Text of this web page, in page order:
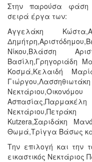
Στην παρούσα φάση
σειρά έργα των:
Αγγελάκη
Νίκου,Βλάσση
Βασίλη,Γρηγοριάδη
Κοσμά,Κελαιδή
Κutzera,Σαριδάκη
Θωμά,Τρίγγα Βάσως
Την επιλογή και την
εικαστικός Νεκτάριος